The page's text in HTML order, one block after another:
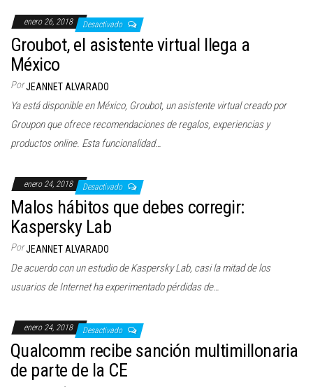
enero 26, 2018 Desactivado
Groubot, el asistente virtual llega a
México
PorJEANNET ALVARADO
Ya está disponible en México, Groubot, un asistente virtual creado por
Groupon que ofrece recomendaciones de regalos, experiencias y
productos online. Esta funcionalidad…
enero 24, 2018 Desactivado
Malos hábitos que debes corregir:
Kaspersky Lab
PorJEANNET ALVARADO
De acuerdo con un estudio de Kaspersky Lab, casi la mitad de los
usuarios de Internet ha experimentado pérdidas de…
enero 24, 2018 Desactivado
Qualcomm recibe sanción multimillonaria
de parte de la CE